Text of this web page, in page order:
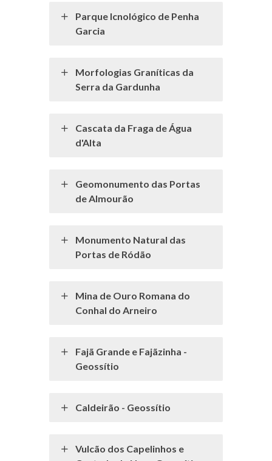
Parque Icnológico de Penha
Garcia
Morfologias Graníticas da
Serra da Gardunha
Cascata da Fraga de Água
d'Alta
Geomonumento das Portas
de Almourão
Monumento Natural das
Portas de Ródão
Mina de Ouro Romana do
Conhal do Arneiro
Fajã Grande e Fajãzinha -
Geossítio
Caldeirão - Geossítio
Vulcão dos Capelinhos e